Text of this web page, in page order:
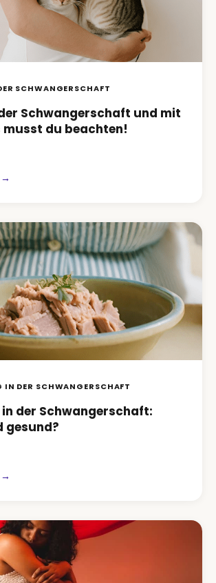
SCHWANGERSCHAFT
Schwangerschaft und mit
musst du beachten!
IN DER SCHWANGERSCHAFT
der Schwangerschaft:
gesund?